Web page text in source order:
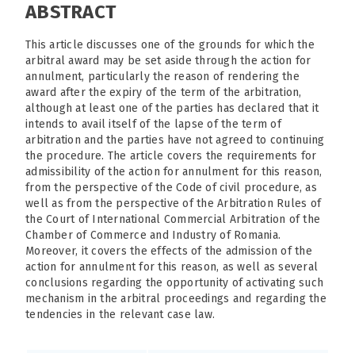
ABSTRACT
This article discusses one of the grounds for which the
arbitral award may be set aside through the action for
annulment, particularly the reason of rendering the
award after the expiry of the term of the arbitration,
although at least one of the parties has declared that it
intends to avail itself of the lapse of the term of
arbitration and the parties have not agreed to continuing
the procedure. The article covers the requirements for
admissibility of the action for annulment for this reason,
from the perspective of the Code of civil procedure, as
well as from the perspective of the Arbitration Rules of
the Court of International Commercial Arbitration of the
Chamber of Commerce and Industry of Romania.
Moreover, it covers the effects of the admission of the
action for annulment for this reason, as well as several
conclusions regarding the opportunity of activating such
mechanism in the arbitral proceedings and regarding the
tendencies in the relevant case law.